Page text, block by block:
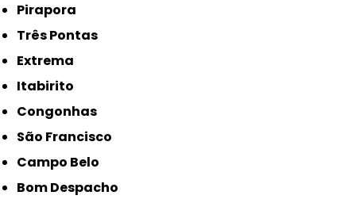
Pirapora
Três Pontas
Extrema
Itabirito
Congonhas
São Francisco
Campo Belo
Bom Despacho